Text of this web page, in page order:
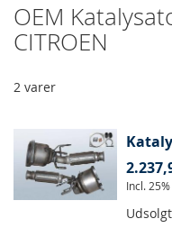
OEM
CITROEN
2 varer
Incl.
Udsolgt